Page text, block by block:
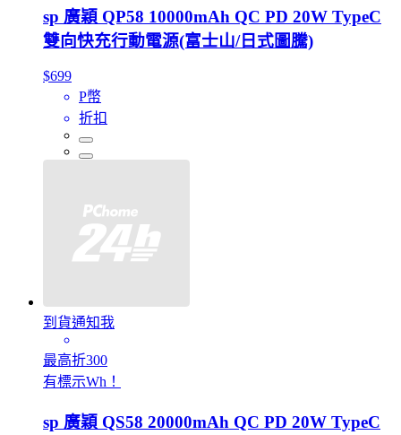
sp 廣穎 QP58 10000mAh QC PD 20W TypeC
雙向快充行動電源(富士山/日式圖騰)
$699
P幣
折扣
到貨通知我
最高折300
有標示Wh！
sp 廣穎 QS58 20000mAh QC PD 20W TypeC